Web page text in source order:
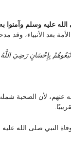
عليه وسلم وآمنوا
بعد الأنبياء، وقد
بِإِحْسَانٍ رَضِيَ